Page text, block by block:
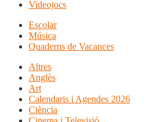
Videojocs
Escolar
Música
Quaderns de Vacances
Altres
Anglès
Art
Calendaris i Agendes 2026
Ciència